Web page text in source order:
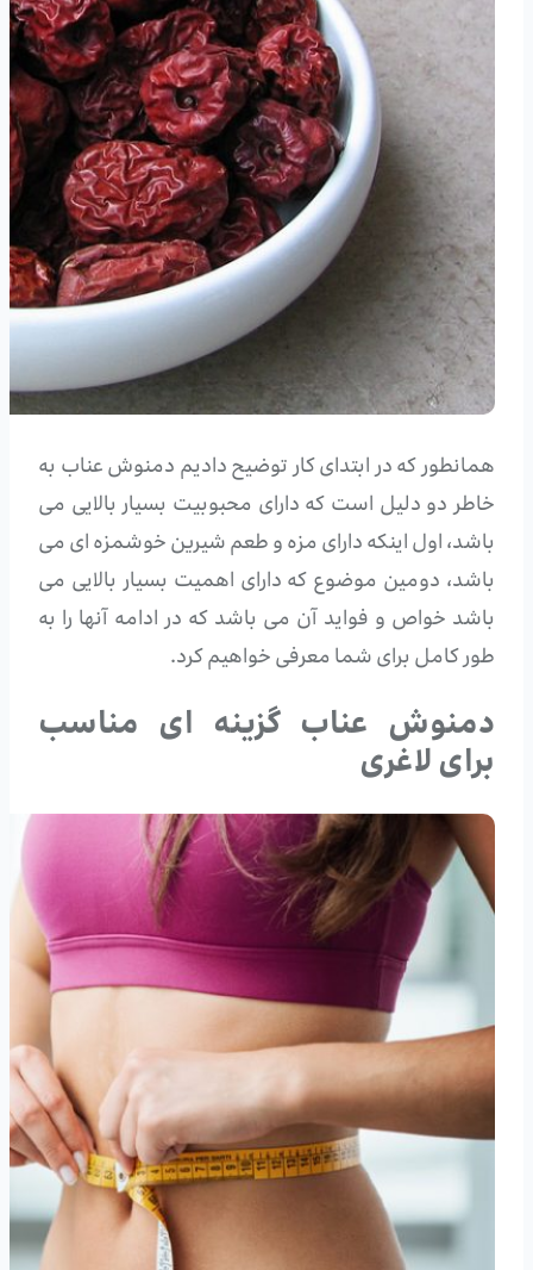
همانطور که در ابتدای کار توضیح دادیم دمنوش عناب به
خاطر دو دلیل است که دارای محبوبیت بسیار بالایی می
باشد، اول اینکه دارای مزه و طعم شیرین خوشمزه ای می
باشد، دومین موضوع که دارای اهمیت بسیار بالایی می
باشد خواص و فواید آن می باشد که در ادامه آنها را به
طور کامل برای شما معرفی خواهیم کرد.
دمنوش عناب گزینه ای مناسب
برای لاغری